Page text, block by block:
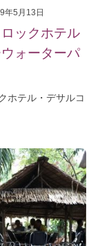
年5月13日
ックホテル
ォーターパ
ホテル・デサルコ